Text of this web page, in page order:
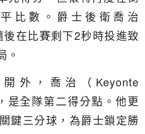
比數。爵士後衛喬治
後在比賽剩下2秒時投進致
。
外，喬治（Keyonte
是全隊第二得分點。他更
鍵三分球，為爵士鎖定勝